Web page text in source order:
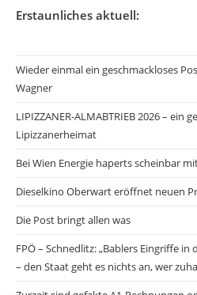
Erstaunliches aktuell:
Wieder einmal ein geschmackloses
Wagner
LIPIZZANER-ALMABTRIEB 2026 – ein
Lipizzanerheimat
Bei Wien Energie haperts scheinbar
Dieselkino Oberwart eröffnet neuen
Die Post bringt allen was
FPÖ – Schnedlitz: „Bablers Eingriffe
– den Staat geht es nichts an, wer